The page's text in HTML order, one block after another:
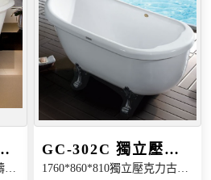
鐵
GC-302C 獨立壓克
力古典缸
1760*860*810獨立壓克力古典